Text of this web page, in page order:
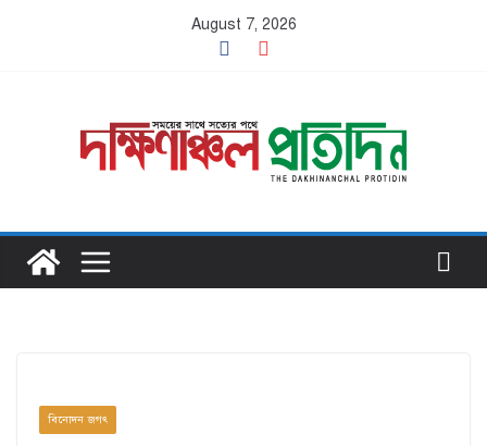
August 7, 2026
বিনোদন জগৎ